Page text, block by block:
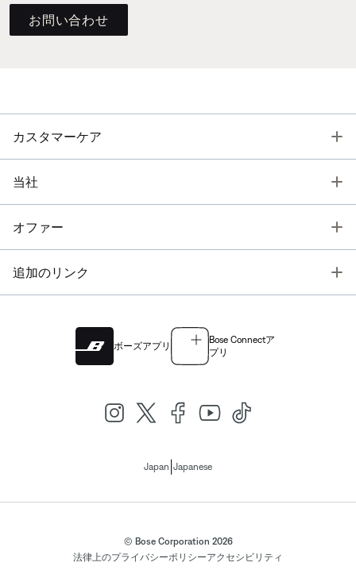
お問い合わせ
カスタマーケア
当社
オファー
追加のリンク
ボーズアプリ
Bose Connectア
プリ
Japan Japanese
© Bose Corporation 2026
法律上のプライバシーポリシーアクセシビリティ